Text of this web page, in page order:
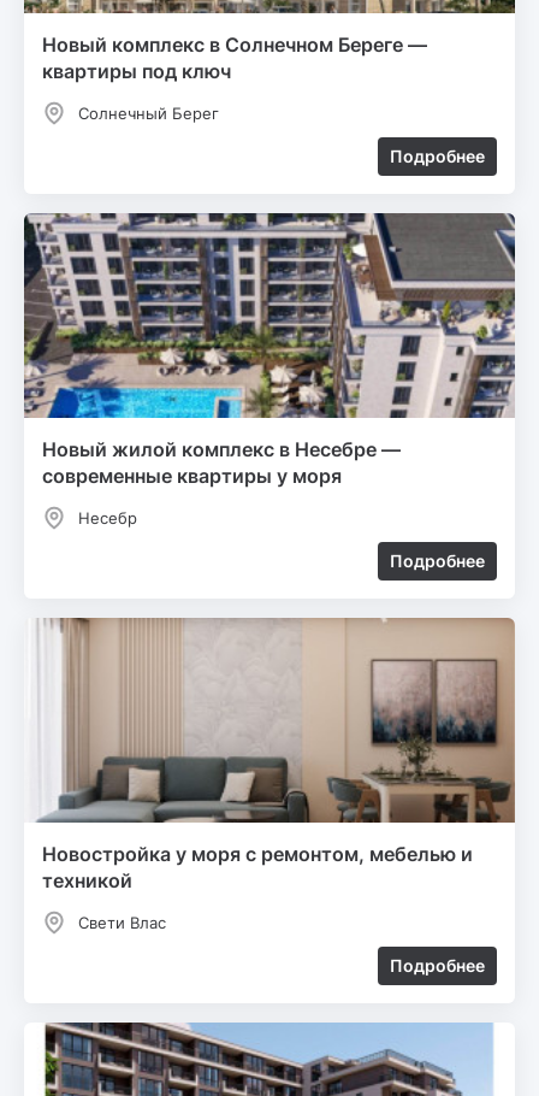
Новый комплекс в Солнечном Береге —
квартиры под ключ
Солнечный Берег
Подробнее
Новый жилой комплекс в Несебре —
современные квартиры у моря
Несебр
Подробнее
Новостройка у моря с ремонтом, мебелью и
техникой
Свети Влас
Подробнее